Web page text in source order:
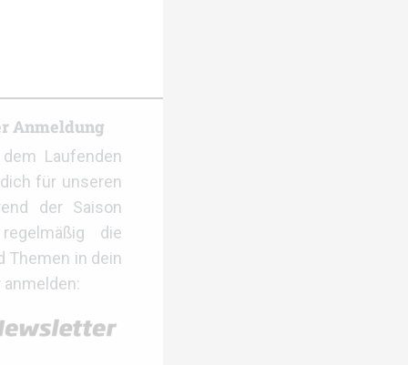
Anmeldung
Laufenden
für unseren
der Saison
die
Themen in dein